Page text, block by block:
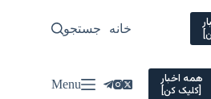
خانه سیاسی
جستجو
همه اخبار
[کلیک کن] Menu